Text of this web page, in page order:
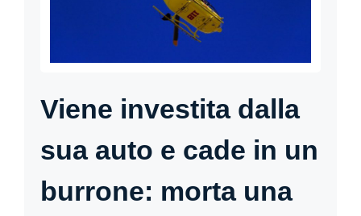
Viene investita dalla
sua auto e cade in un
burrone: morta una